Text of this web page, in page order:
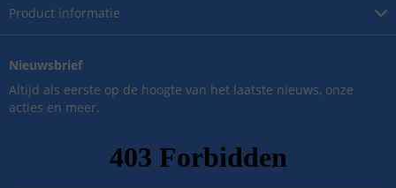
Product informatie
Nieuwsbrief
Altijd als eerste op de hoogte van het laatste nieuws, onze
acties en meer.